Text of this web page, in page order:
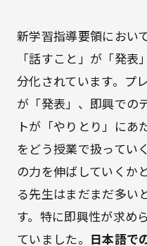
新学習指導要領におい
「話すこと」が「発
分化されています。プ
が「発表」、即興での
トが「やりとり」にあ
をどう授業で扱ってい
の力を伸ばしていくか
る先生はまだまだ多い
す。特に即興性が求め
ていました。 日本語で